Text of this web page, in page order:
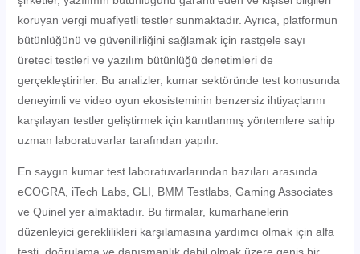
koruyan vergi muafiyetli testler sunmaktadır. Ayrıca, platformun
bütünlüğünü ve güvenilirliğini sağlamak için rastgele sayı
üreteci testleri ve yazılım bütünlüğü denetimleri de
gerçekleştirirler. Bu analizler, kumar sektöründe test konusunda
deneyimli ve video oyun ekosisteminin benzersiz ihtiyaçlarını
karşılayan testler geliştirmek için kanıtlanmış yöntemlere sahip
uzman laboratuvarlar tarafından yapılır.
En saygın kumar test laboratuvarlarından bazıları arasında
eCOGRA, iTech Labs, GLI, BMM Testlabs, Gaming Associates
ve Quinel yer almaktadır. Bu firmalar, kumarhanelerin
düzenleyici gereklilikleri karşılamasına yardımcı olmak için alfa
testi, doğrulama ve danışmanlık dahil olmak üzere geniş bir